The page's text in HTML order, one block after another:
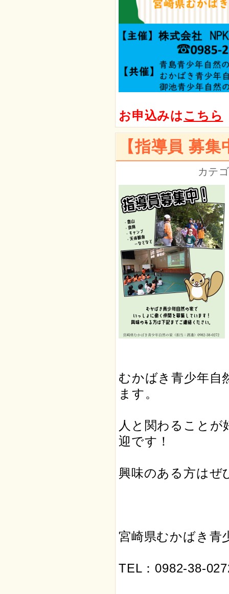
お申込みはこちら
【指導員 募集
カテ
むかばき青少年自
ます。
人と関わることが
迎です！
興味のある方はぜ
宮崎県むかばき青
TEL：0982-38-